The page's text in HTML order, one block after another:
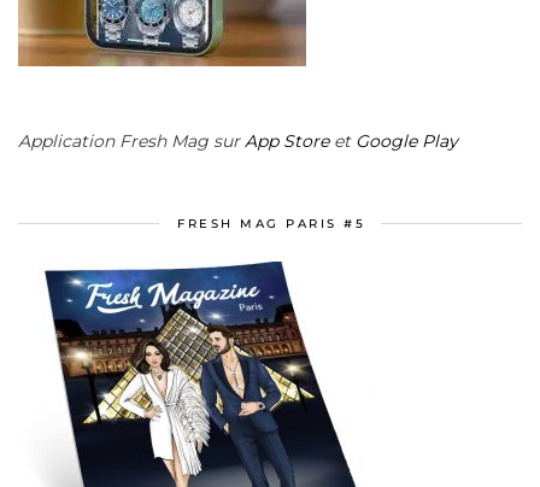
Application Fresh Mag sur App Storeet Google Play
FRESH MAG PARIS #5